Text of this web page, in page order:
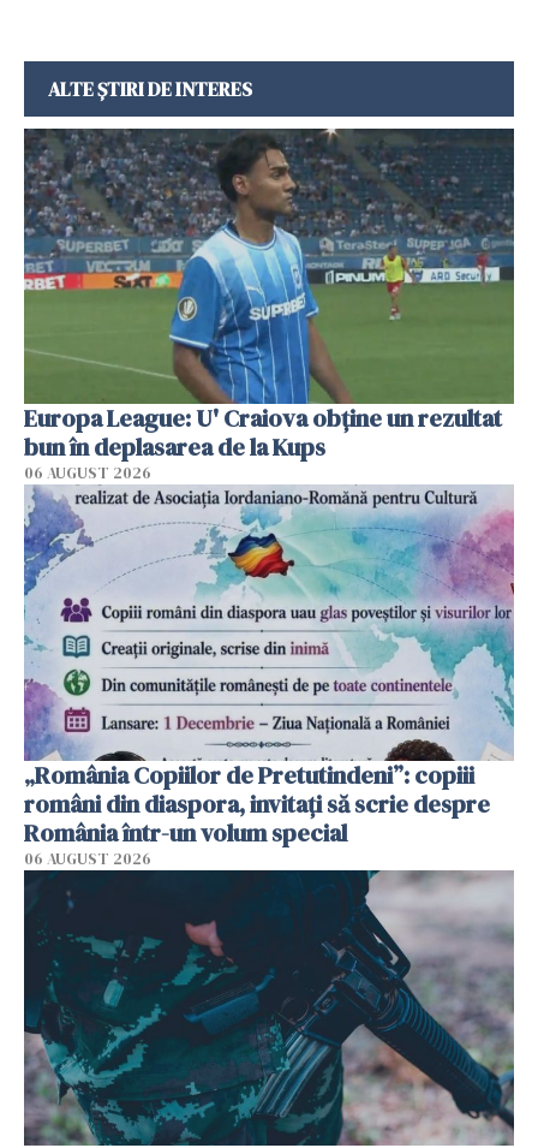
ALTE ȘTIRI DE INTERES
Europa League: U' Craiova obține un rezultat
bun în deplasarea de la Kups
06 AUGUST 2026
„România Copiilor de Pretutindeni”: copiii
români din diaspora, invitați să scrie despre
România într-un volum special
06 AUGUST 2026